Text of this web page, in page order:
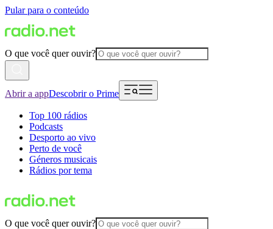
Pular para o conteúdo
O que você quer ouvir?
Abrir a appDescobrir o Prime
Top 100 rádios
Podcasts
Desporto ao vivo
Perto de você
Géneros musicais
Rádios por tema
O que você quer ouvir?